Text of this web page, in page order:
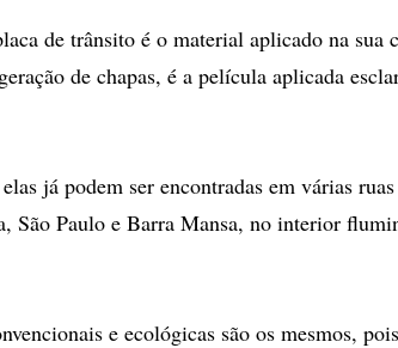
de trânsito é o material aplicado na sua
de chapas, é a película aplicada
já podem ser encontradas em várias
São Paulo e Barra Mansa, no interior
e ecológicas são os mesmos, pois